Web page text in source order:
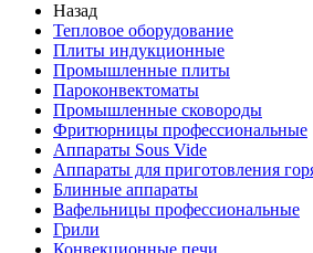
Назад
Тепловое оборудование
Плиты индукционные
Промышленные плиты
Пароконвектоматы
Промышленные сковороды
Фритюрницы профессиональные
Аппараты Sous Vide
Аппараты для приготовления
Блинные аппараты
Вафельницы профессиональные
Грили
Конвекционные печи